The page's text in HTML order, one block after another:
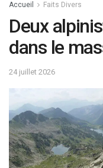
Accueil Faits Divers
Deux
dans le
24 juillet 2026